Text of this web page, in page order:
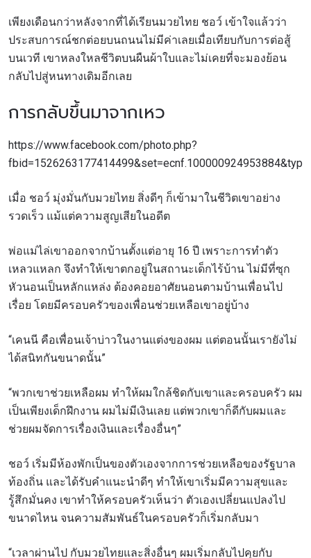
เพียงเดือนกว่าหลังจากที่ได้เรียนมวยไทย ชอว์ เข้าใจแล้วว่า
ประสบการณ์ชกต่อยบนถนนไม่มีค่าเลยเมื่อเทียบกับการต่อสู้
บนเวที เขาหลงใหลชีวิตบนผืนผ้าใบและไม่เคยที่จะมองย้อน
กลับไปสู่หนทางเดิมอีกเลย
การกลับขึ้นมาจากเหว
https://www.facebook.com/photo.php?
เมื่อ ชอว์ มุ่งมั่นกับมวยไทย สิ่งดีๆ ก็เข้ามาในชีวิตเขาอย่าง
รวดเร็ว แม้แต่ความสูญเสียในอดีต
พ่อแม่ไล่เขาออกจากบ้านตั้งแต่อายุ 16 ปี เพราะการทำตัว
เหลวแหลก จึงทำให้เขาตกอยู่ในสถานะเด็กไร้บ้าน ไม่มีที่ซุก
หัวนอนเป็นหลักแหล่ง ต้องคอยอาศัยนอนตามบ้านเพื่อนไป
เรื่อย โดยมีครอบครัวของเพื่อนช่วยเหลือเขาอยู่บ้าง
“เคนนี คือเพื่อนเจ้าบ่าวในงานแต่งของผม แต่ตอนนั้นเรายังไม่
ได้สนิทกันขนาดนั้น”
“พวกเขาช่วยเหลือผม ทำให้ผมใกล้ชิดกับเขาและครอบครัว ผม
เป็นเพียงเด็กฝึกงาน ผมไม่มีเงินเลย แต่พวกเขาก็ดีกับผมและ
ช่วยผมจัดการเรื่องเงินและเรื่องอื่นๆ”
ชอว์ เริ่มมีห้องพักเป็นของตัวเองจากการช่วยเหลือของรัฐบาล
ท้องถิ่น และได้รับคำแนะนำดีๆ ทำให้เขาเริ่มมีความสุขและ
รู้สึกมั่นคง เขาทำให้ครอบครัวเห็นว่า ตัวเองเปลี่ยนแปลงไป
ขนาดไหน จนความสัมพันธ์ในครอบครัวก็เริ่มกลับมา
“เวลาผ่านไป กับมวยไทยและสิ่งอื่นๆ ผมเริ่มกลับไปคุยกับ